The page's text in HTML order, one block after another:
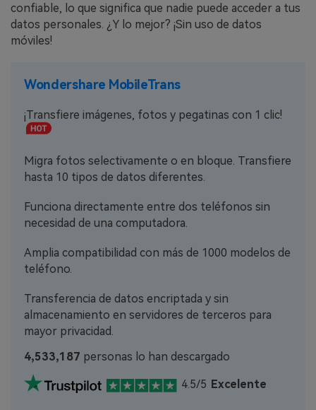
confiable, lo que significa que nadie puede acceder a tus
datos personales. ¿Y lo mejor? ¡Sin uso de datos
móviles!
Wondershare MobileTrans
¡Transfiere imágenes, fotos y pegatinas con 1 clic!
Migra fotos selectivamente o en bloque. Transfiere
hasta 10 tipos de datos diferentes.
Funciona directamente entre dos teléfonos sin
necesidad de una computadora.
Amplia compatibilidad con más de 1000 modelos de
teléfono.
Transferencia de datos encriptada y sin
almacenamiento en servidores de terceros para
mayor privacidad.
4,533,188 personas lo han descargado
4.5/5 Excelente